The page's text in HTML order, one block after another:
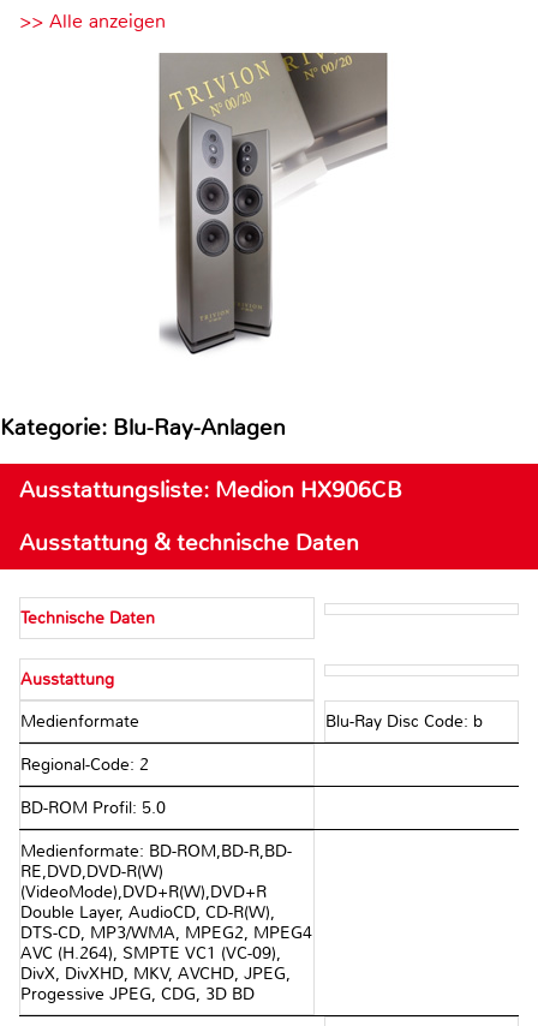
>> Alle anzeigen
Kategorie: Blu-Ray-Anlagen
Ausstattungsliste: Medion HX906CB
Ausstattung & technische Daten
Technische Daten
Ausstattung
Medienformate Blu-Ray Disc Code: b
Regional-Code: 2
BD-ROM Profil: 5.0
Medienformate: BD-ROM,BD-R,BD-
RE,DVD,DVD-R(W)
(VideoMode),DVD+R(W),DVD+R
Double Layer, AudioCD, CD-R(W),
DTS-CD, MP3/WMA, MPEG2, MPEG4
AVC (H.264), SMPTE VC1 (VC-09),
DivX, DivXHD, MKV, AVCHD, JPEG,
Progessive JPEG, CDG, 3D BD